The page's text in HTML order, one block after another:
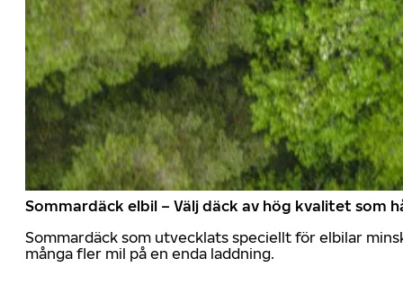
Sommardäck elbil – Välj däck av hög kvalitet som
Sommardäck som utvecklats speciellt för elbilar
många fler mil på en enda laddning.